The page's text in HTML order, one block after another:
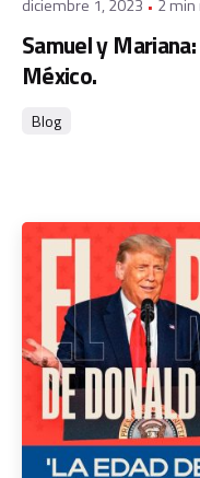
diciembre 1, 2023 2 min
Samuel y
México.
Blog
Posted by
admin